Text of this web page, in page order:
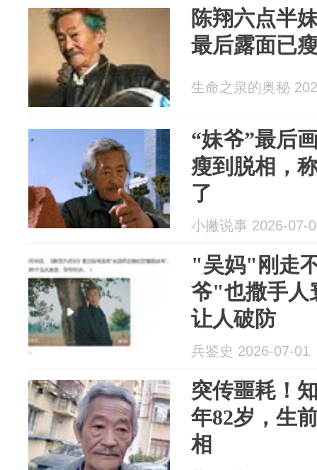
陈翔六点半
最后露面已
生命之泉的奥秘
“妹爷”最后
瘦到脱相，
了
小撇说事 2026-07-
"吴妈"刚走
爷"也撒手人
让人破防
兵鉴史 2026-07-01
突传噩耗！
年82岁，生
相